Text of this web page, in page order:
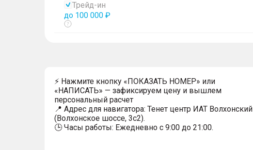
Трейд-ин
до 100 000 ₽
Показать
⚡ Нажмите кнопку «ПОКАЗАТЬ НОМЕР» или
«НАПИСАТЬ» — зафиксируем цену и вышлем
персональный расчет
📍 Адрес для навигатора: Тенет центр ИАТ Волхонский
(Волхонское шоссе, 3с2).
🕒 Часы работы: Ежедневно с 9:00 до 21:00.